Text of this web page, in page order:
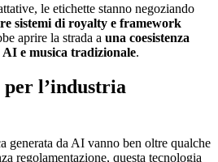
le etichette stanno negoziando
sistemi di royalty e framework
aprire la strada a una coesistenza
e musica tradizionale.
per l’industria
generata da AI vanno ben oltre qualche
regolamentazione, questa tecnologia